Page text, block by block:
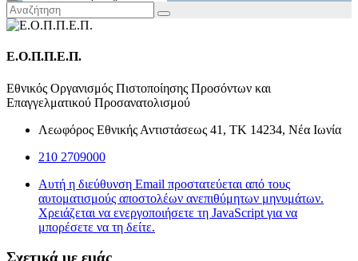
Ε.Ο.Π.Π.Ε.Π.
Εθνικός Οργανισμός Πιστοποίησης Προσόντων και
Επαγγελματικού Προσανατολισμού
Λεωφόρος Εθνικής Αντιστάσεως 41, ΤΚ 14234, Νέα Ιωνία
210 2709000
Αυτή η διεύθυνση Email προστατεύεται από τους
αυτοματισμούς αποστολέων ανεπιθύμητων μηνυμάτων.
Χρειάζεται να ενεργοποιήσετε τη JavaScript για να
μπορέσετε να τη δείτε.